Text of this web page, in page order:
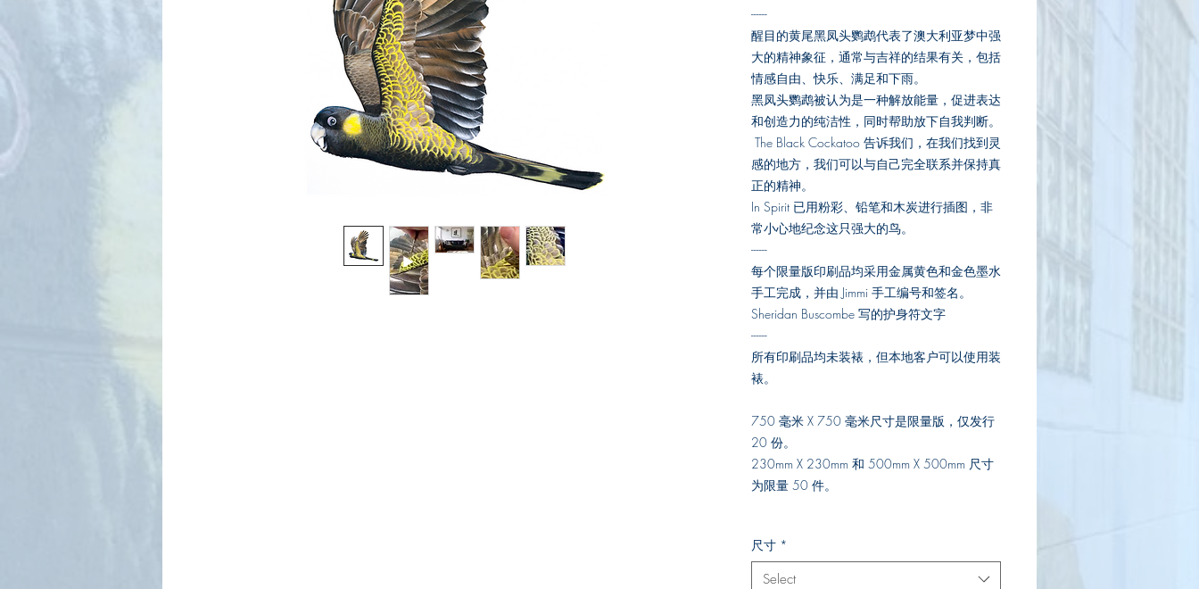
------
醒目的黄尾黑凤头鹦鹉代表了澳大利亚梦中强
大的精神象征，通常与吉祥的结果有关，包括
情感自由、快乐、满足和下雨。
黑凤头鹦鹉被认为是一种解放能量，促进表达
和创造力的纯洁性，同时帮助放下自我判断。
The Black Cockatoo 告诉我们，在我们找到灵
感的地方，我们可以与自己完全联系并保持真
正的精神。
In Spirit 已用粉彩、铅笔和木炭进行插图，非
常小心地纪念这只强大的鸟。
------
每个限量版印刷品均采用金属黄色和金色墨水
手工完成，并由 Jimmi 手工编号和签名。
Sheridan Buscombe 写的护身符文字
------
所有印刷品均未装裱，但本地客户可以使用装
裱。
750 毫米 X 750 毫米尺寸是限量版，仅发行
20 份。
230mm X 230mm 和 500mm X 500mm 尺寸
为限量 50 件。
尺寸 *
Select